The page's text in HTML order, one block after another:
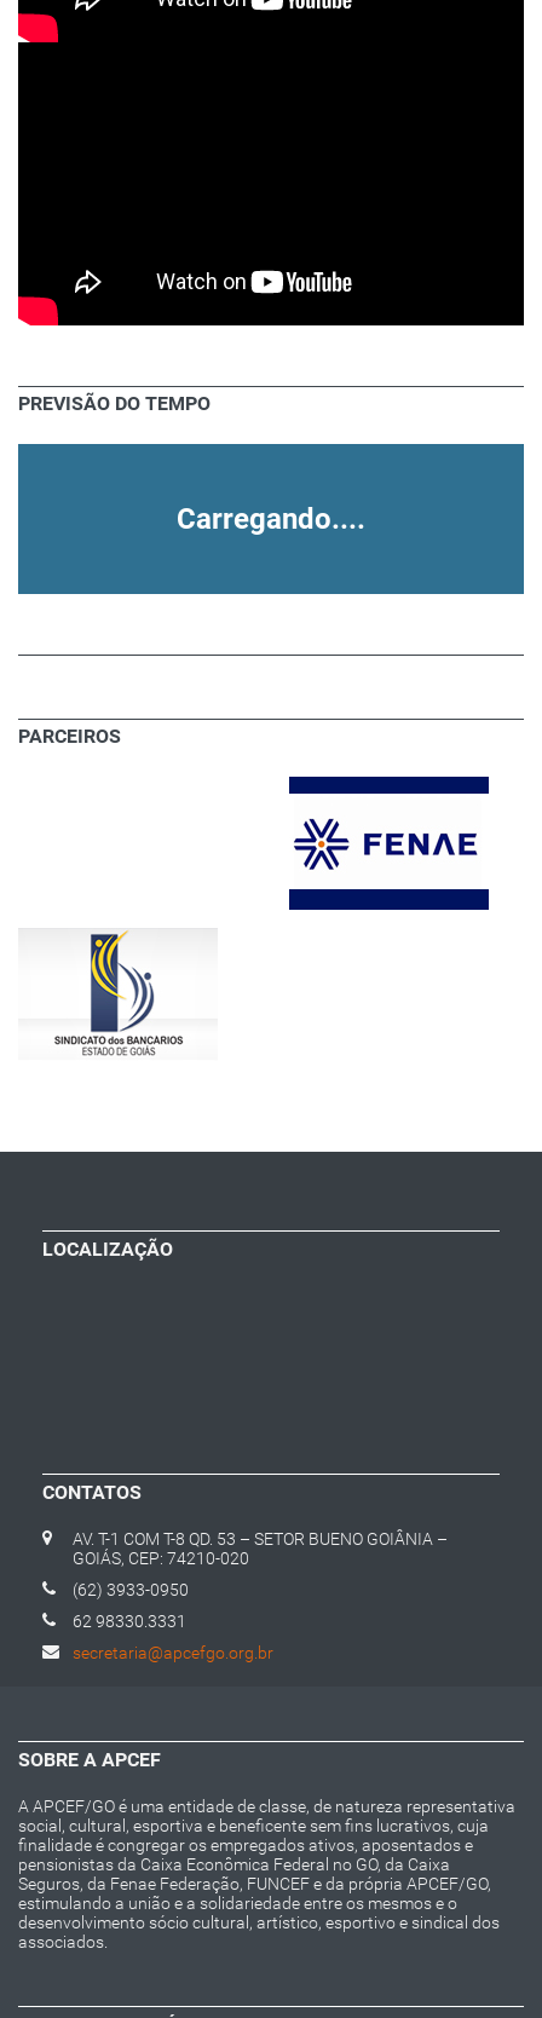
PREVISÃO DO TEMPO
Carregando....
PARCEIROS
LOCALIZAÇÃO
CONTATOS
AV. T-1 COM T-8 QD. 53 – SETOR BUENO GOIÂNIA –
GOIÁS, CEP: 74210-020
(62) 3933-0950
62 98330.3331
secretaria@apcefgo.org.br
SOBRE A APCEF
A APCEF/GO é uma entidade de classe, de natureza representativa
social, cultural, esportiva e beneficente sem fins lucrativos, cuja
finalidade é congregar os empregados ativos, aposentados e
pensionistas da Caixa Econômica Federal no GO, da Caixa
Seguros, da Fenae Federação, FUNCEF e da própria APCEF/GO,
estimulando a união e a solidariedade entre os mesmos e o
desenvolvimento sócio cultural, artístico, esportivo e sindical dos
associados.